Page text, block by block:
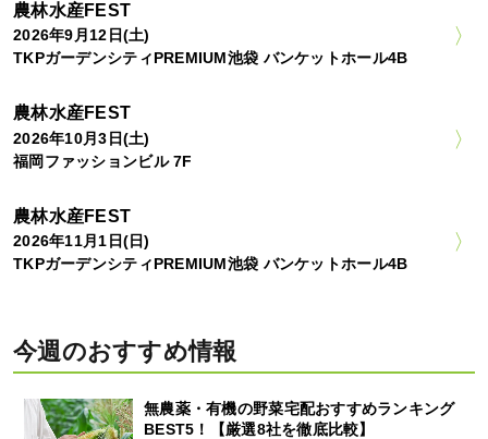
農林水産FEST
2026年9月12日(土)
TKPガーデンシティPREMIUM池袋 バンケットホール4B
農林水産FEST
2026年10月3日(土)
福岡ファッションビル 7F
農林水産FEST
2026年11月1日(日)
TKPガーデンシティPREMIUM池袋 バンケットホール4B
今週のおすすめ情報
無農薬・有機の野菜宅配おすすめランキング
BEST5！【厳選8社を徹底比較】